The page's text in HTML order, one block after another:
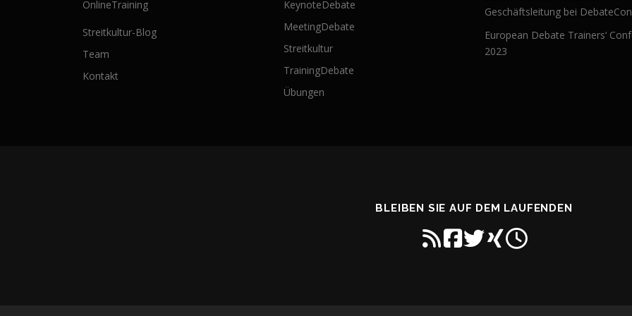
OnlineTraining
Streitkultur-Blog
Team
Kontakt
KeynoteDebate
MeetingDebate
Streitkultur
TrainingDebate
Übungen
Geschäftsleitung bei
European Debate Trainers‘
2023
BLEIBEN SIE AUF DEM LAUFENDEN